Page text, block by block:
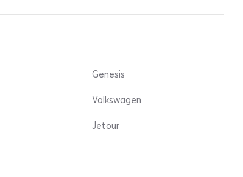
Genesis
Volkswagen
Jetour